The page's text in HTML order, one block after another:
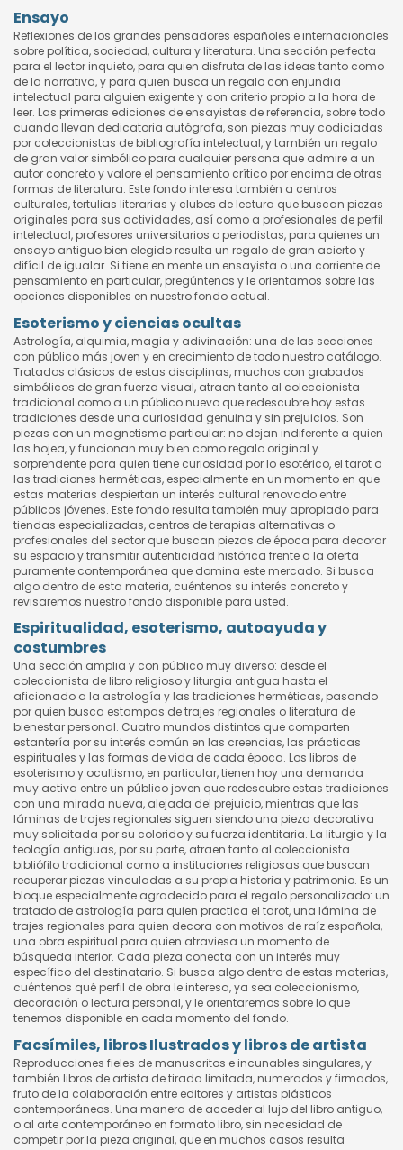
Ensayo
Reflexiones de los grandes pensadores españoles e internacionales
sobre política, sociedad, cultura y literatura. Una sección perfecta
para el lector inquieto, para quien disfruta de las ideas tanto como
de la narrativa, y para quien busca un regalo con enjundia
intelectual para alguien exigente y con criterio propio a la hora de
leer. Las primeras ediciones de ensayistas de referencia, sobre todo
cuando llevan dedicatoria autógrafa, son piezas muy codiciadas
por coleccionistas de bibliografía intelectual, y también un regalo
de gran valor simbólico para cualquier persona que admire a un
autor concreto y valore el pensamiento crítico por encima de otras
formas de literatura. Este fondo interesa también a centros
culturales, tertulias literarias y clubes de lectura que buscan piezas
originales para sus actividades, así como a profesionales de perfil
intelectual, profesores universitarios o periodistas, para quienes un
ensayo antiguo bien elegido resulta un regalo de gran acierto y
difícil de igualar. Si tiene en mente un ensayista o una corriente de
pensamiento en particular, pregúntenos y le orientamos sobre las
opciones disponibles en nuestro fondo actual.
Esoterismo y ciencias ocultas
Astrología, alquimia, magia y adivinación: una de las secciones
con público más joven y en crecimiento de todo nuestro catálogo.
Tratados clásicos de estas disciplinas, muchos con grabados
simbólicos de gran fuerza visual, atraen tanto al coleccionista
tradicional como a un público nuevo que redescubre hoy estas
tradiciones desde una curiosidad genuina y sin prejuicios. Son
piezas con un magnetismo particular: no dejan indiferente a quien
las hojea, y funcionan muy bien como regalo original y
sorprendente para quien tiene curiosidad por lo esotérico, el tarot o
las tradiciones herméticas, especialmente en un momento en que
estas materias despiertan un interés cultural renovado entre
públicos jóvenes. Este fondo resulta también muy apropiado para
tiendas especializadas, centros de terapias alternativas o
profesionales del sector que buscan piezas de época para decorar
su espacio y transmitir autenticidad histórica frente a la oferta
puramente contemporánea que domina este mercado. Si busca
algo dentro de esta materia, cuéntenos su interés concreto y
revisaremos nuestro fondo disponible para usted.
Espiritualidad, esoterismo, autoayuda y
costumbres
Una sección amplia y con público muy diverso: desde el
coleccionista de libro religioso y liturgia antigua hasta el
aficionado a la astrología y las tradiciones herméticas, pasando
por quien busca estampas de trajes regionales o literatura de
bienestar personal. Cuatro mundos distintos que comparten
estantería por su interés común en las creencias, las prácticas
espirituales y las formas de vida de cada época. Los libros de
esoterismo y ocultismo, en particular, tienen hoy una demanda
muy activa entre un público joven que redescubre estas tradiciones
con una mirada nueva, alejada del prejuicio, mientras que las
láminas de trajes regionales siguen siendo una pieza decorativa
muy solicitada por su colorido y su fuerza identitaria. La liturgia y la
teología antiguas, por su parte, atraen tanto al coleccionista
bibliófilo tradicional como a instituciones religiosas que buscan
recuperar piezas vinculadas a su propia historia y patrimonio. Es un
bloque especialmente agradecido para el regalo personalizado: un
tratado de astrología para quien practica el tarot, una lámina de
trajes regionales para quien decora con motivos de raíz española,
una obra espiritual para quien atraviesa un momento de
búsqueda interior. Cada pieza conecta con un interés muy
específico del destinatario. Si busca algo dentro de estas materias,
cuéntenos qué perfil de obra le interesa, ya sea coleccionismo,
decoración o lectura personal, y le orientaremos sobre lo que
tenemos disponible en cada momento del fondo.
Facsímiles, libros Ilustrados y libros de artista
Reproducciones fieles de manuscritos e incunables singulares, y
también libros de artista de tirada limitada, numerados y firmados,
fruto de la colaboración entre editores y artistas plásticos
contemporáneos. Una manera de acceder al lujo del libro antiguo,
o al arte contemporáneo en formato libro, sin necesidad de
competir por la pieza original, que en muchos casos resulta